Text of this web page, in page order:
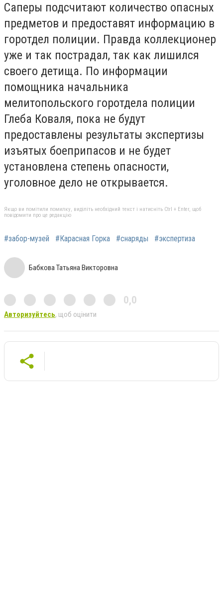
Саперы подсчитают количество опасных
предметов и предоставят информацию в
горотдел полиции. Правда коллекционер
уже и так пострадал, так как лишился
своего детища. По информации
помощника начальника
мелитопольского горотдела полиции
Глеба Коваля, пока не будут
предоставлены результаты экспертизы
изъятых боеприпасов и не будет
установлена степень опасности,
уголовное дело не открывается.
Якщо ви помітили помилку, виділіть необхідний текст і натисніть Ctrl + Enter, щоб
повідомити про це редакцію
#забор-музей #Карасная Горка #снаряды #экспертиза
Бабкова Татьяна Викторовна
0,0
Авторизуйтесь, щоб оцінити